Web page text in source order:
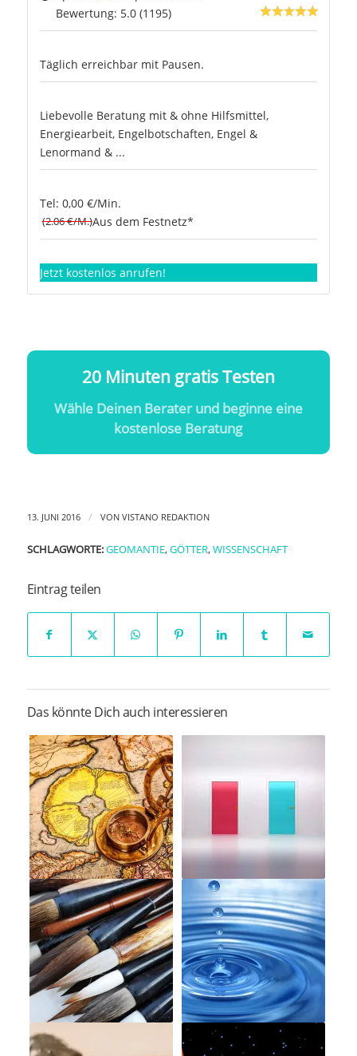
Bewertung: 5.0 (1195)
Täglich erreichbar mit Pausen.
Liebevolle Beratung mit & ohne Hilfsmittel,
Energiearbeit, Engelbotschaften, Engel &
Lenormand & ...
Tel: 0,00 €/Min.
(2.06 €/M.)Aus dem Festnetz*
Jetzt kostenlos anrufen!
20 Minuten gratis Testen
Wähle Deinen Berater und beginne eine
kostenlose Beratung
13. JUNI 2016 / VON VISTANO REDAKTION
SCHLAGWORTE: GEOMANTIE,GÖTTER,WISSENSCHAFT
Eintrag teilen
Das könnte Dich auch interessieren